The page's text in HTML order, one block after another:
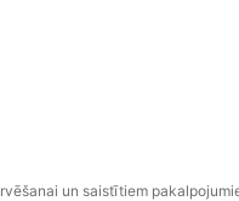
un saistītiem